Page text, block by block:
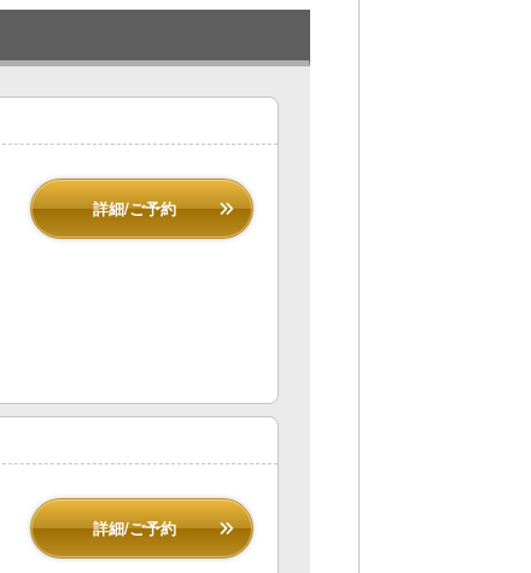
詳細/ご予約
詳細/ご予約